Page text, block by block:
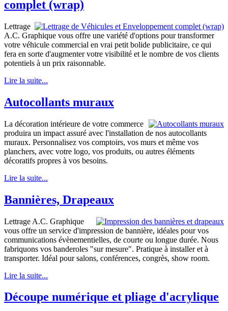
complet (wrap)
Lettrage
A.C. Graphique vous offre une variété d'options pour transformer
votre véhicule commercial en vrai petit bolide publicitaire, ce qui
fera en sorte d'augmenter votre visibilité et le nombre de vos clients
potentiels à un prix raisonnable.
Lire la suite...
Autocollants muraux
La décoration intérieure de votre commerce
produira un impact assuré avec l'installation de nos autocollants
muraux. Personnalisez vos comptoirs, vos murs et même vos
planchers, avec votre logo, vos produits, ou autres éléments
décoratifs propres à vos besoins.
Lire la suite...
Bannières, Drapeaux
Lettrage A.C. Graphique
vous offre un service d'impression de bannière, idéales pour vos
communications évènementielles, de courte ou longue durée. Nous
fabriquons vos banderoles "sur mesure". Pratique à installer et à
transporter. Idéal pour salons, conférences, congrès, show room.
Lire la suite...
Découpe numérique et pliage d'acrylique